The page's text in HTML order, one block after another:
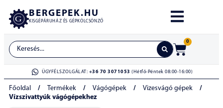
BERGEPEK.HU
KISGÉPÁRUHÁZ ÉS GÉPKÖLCSÖNZŐ
0
ÜGYFÉLSZOLGÁLAT: +36 70 3071053 (Hétfő-Péntek 08:00-16:00)
Főoldal / Termékek / Vágógépek / Vizesvágó gépek
/
Vízszivattyúk vágógépekhez